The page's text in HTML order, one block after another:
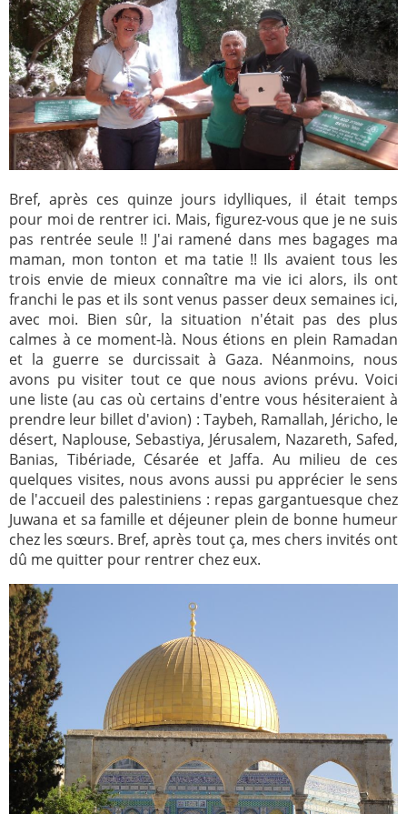
Bref, après ces quinze jours idylliques, il était temps
pour moi de rentrer ici. Mais, figurez-vous que je ne suis
pas rentrée seule !! J'ai ramené dans mes bagages ma
maman, mon tonton et ma tatie !! Ils avaient tous les
trois envie de mieux connaître ma vie ici alors, ils ont
franchi le pas et ils sont venus passer deux semaines ici,
avec moi. Bien sûr, la situation n'était pas des plus
calmes à ce moment-là. Nous étions en plein Ramadan
et la guerre se durcissait à Gaza. Néanmoins, nous
avons pu visiter tout ce que nous avions prévu. Voici
une liste (au cas où certains d'entre vous hésiteraient à
prendre leur billet d'avion) : Taybeh, Ramallah, Jéricho, le
désert, Naplouse, Sebastiya, Jérusalem, Nazareth, Safed,
Banias, Tibériade, Césarée et Jaffa. Au milieu de ces
quelques visites, nous avons aussi pu apprécier le sens
de l'accueil des palestiniens : repas gargantuesque chez
Juwana et sa famille et déjeuner plein de bonne humeur
chez les sœurs. Bref, après tout ça, mes chers invités ont
dû me quitter pour rentrer chez eux.